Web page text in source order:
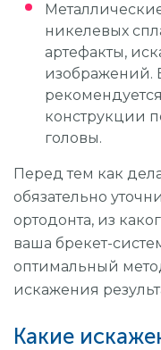
никелевых
артефакты,
изображений.
конструкции
головы.
Перед тем как
обязательно
ортодонта, из
ваша брекет-
оптимальный
искажения
Какие